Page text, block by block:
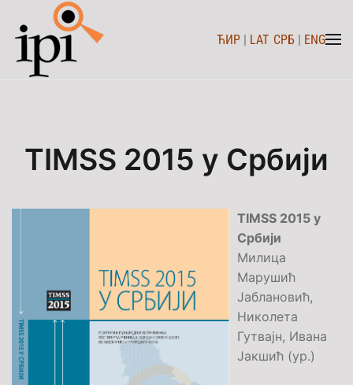
Skip to main content ЋИР | LAT СРБ | ENG
TIMSS 2015 у Србији
TIMSS 2015 у
Србији
Милица
Марушић
Јаблановић,
Николета
Гутвајн, Ивана
Јакшић (ур.)